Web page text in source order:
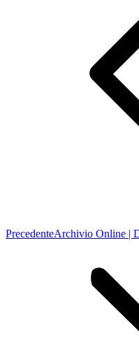
PrecedentePost
Archivio Online |